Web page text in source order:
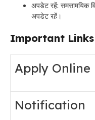
अपडेट रहें: समसामयिक
अपडेट रहें।
Important Links
Apply Online
Notification